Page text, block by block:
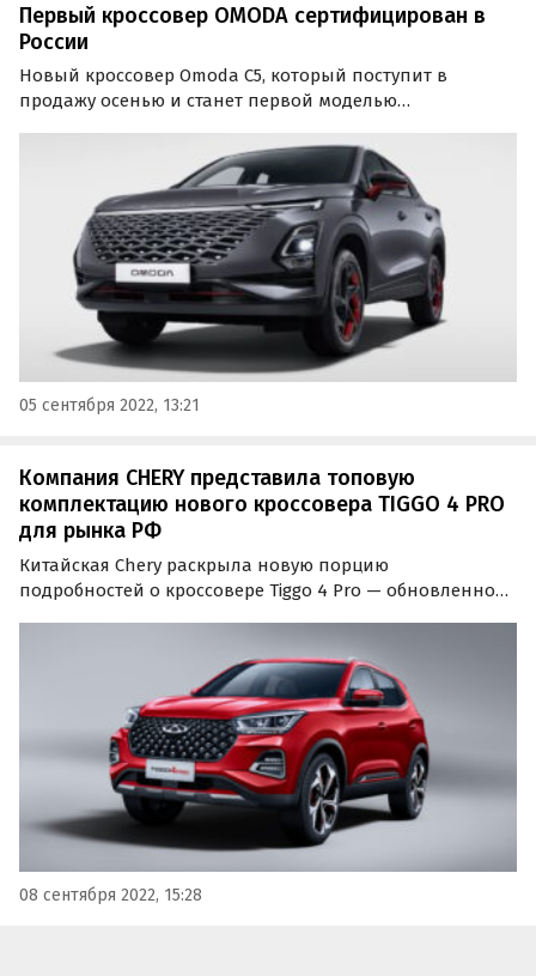
Первый кроссовер OMODA сертифицирован в
России
Новый кроссовер Omoda C5, который поступит в
продажу осенью и станет первой моделью
сертификацию в России. Одобрение типа
транспортного средства (ОТТС) на него появилось в
открытой базе Росстандарта, пишут…
05 сентября 2022, 13:21
Компания CHERY представила топовую
комплектацию нового кроссовера TIGGO 4 PRO
для рынка РФ
Китайская Chery раскрыла новую порцию
подробностей о кроссовере Tiggo 4 Pro — обновленной
отличится красными акцентами в экстерьере и
08 сентября 2022, 15:28